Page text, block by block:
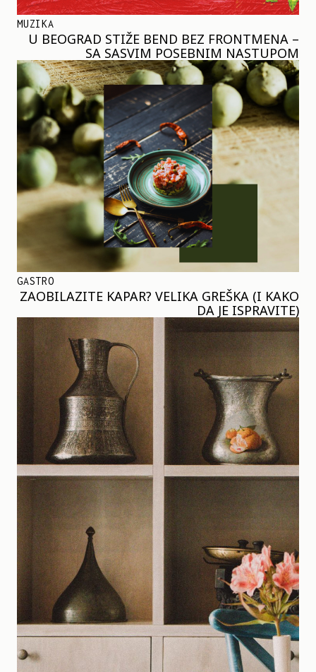
MUZIKA
U BEOGRAD STIŽE BEND BEZ FRONTMENA –
SA SASVIM POSEBNIM NASTUPOM
GASTRO
ZAOBILAZITE KAPAR? VELIKA GREŠKA (I KAKO
DA JE ISPRAVITE)